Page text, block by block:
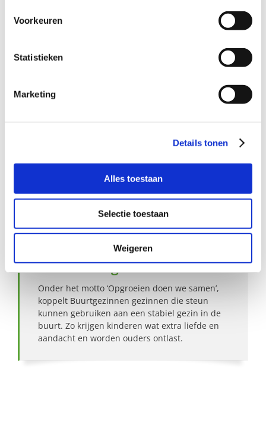
Voorkeuren
Statistieken
Marketing
Details tonen
Alles toestaan
Selectie toestaan
Weigeren
coördinator Buurtgezinnen voor de gemeente Schagen,
viadenise@buurtgezinnen.nl of bel 06 – 18 46 12 78.
Hoe werkt Buurtgezinnen?
Bekijk andere zoekprofielen
Over Buurtgezinnen
Onder het motto ‘Opgroeien doen we samen’,
koppelt Buurtgezinnen gezinnen die steun
kunnen gebruiken aan een stabiel gezin in de
buurt. Zo krijgen kinderen wat extra liefde en
aandacht en worden ouders ontlast.